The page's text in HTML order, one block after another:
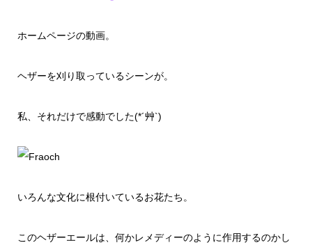
ホームページの動画。
ヘザーを刈り取っているシーンが。
私、それだけで感動でした(*´艸`)
いろんな文化に根付いているお花たち。
このヘザーエールは、何かレメディーのように作用するのかし